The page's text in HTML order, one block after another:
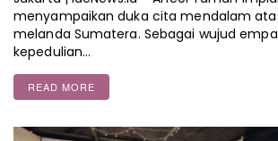
menyampaikan duka cita mendalam
melanda Sumatera. Sebagai wujud
kepedulian…
READ MORE